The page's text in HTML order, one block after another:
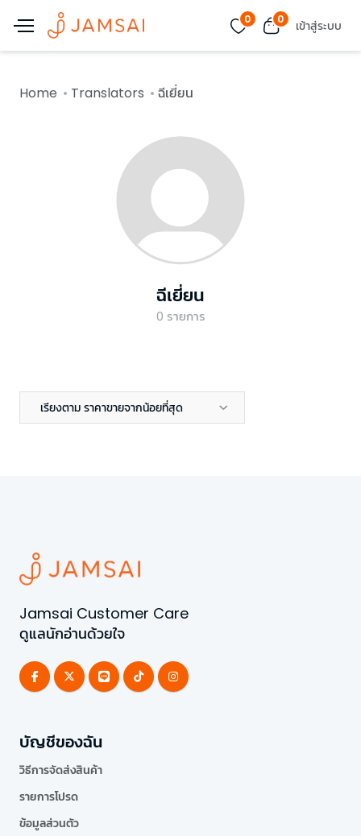
0 0 เข้าสู่ระบบ
Home Translators ฉีเยี่ยน
ฉีเยี่ยน
0 รายการ
เรียงตาม ราคาขายจากน้อยที่สุด
Jamsai Customer Care
ดูแลนักอ่านด้วยใจ
บัญชีของฉัน
วิธีการจัดส่งสินค้า
รายการโปรด
ข้อมูลส่วนตัว